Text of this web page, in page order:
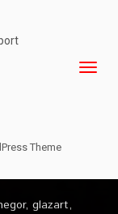
Theme
, glazart,